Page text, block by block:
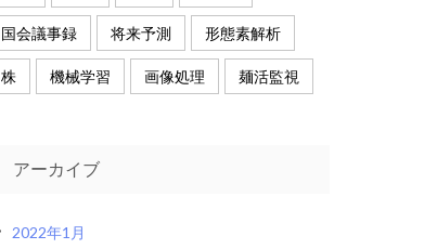
国会議事録 将来予測 形態素解析
株 機械学習 画像処理 麺活監視
アーカイブ
2022年1月